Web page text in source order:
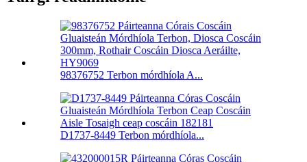
98376752 Terbon mórdhíola A...
D1737-8449 Terbon mórdhíola...